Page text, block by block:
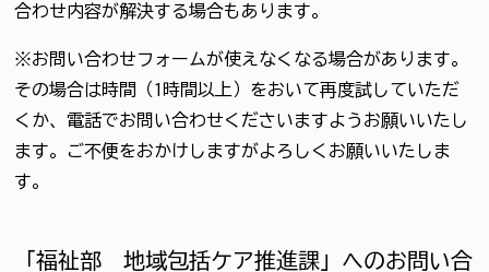
合わせ内容が解決する場合もあります。
※お問い合わせフォームが使えなくなる場合があります。
その場合は時間（1時間以上）をおいて再度試していただ
くか、電話でお問い合わせくださいますようお願いいたし
ます。ご不便をおかけしますがよろしくお願いいたしま
す。
「福祉部 地域包括ケア推進課」へのお問い合